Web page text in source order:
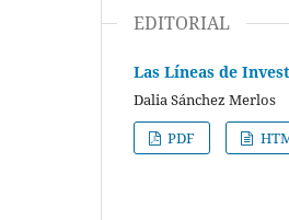
EDITORIAL
Las Líneas de
Dalia Sánchez Merlos
PDF